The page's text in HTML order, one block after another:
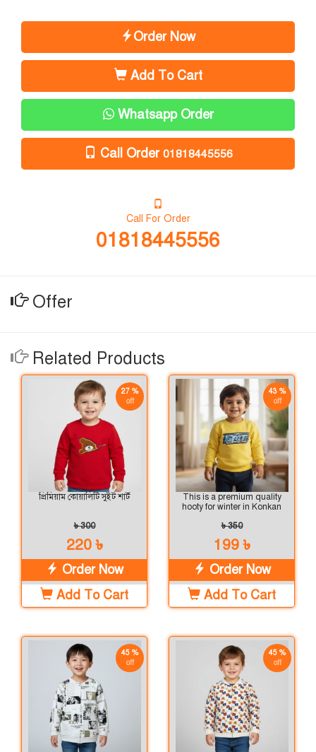
Order Now
Add To Cart
Whatsapp Order
Call Order 01818445556
Call For Order
01818445556
Offer
Related Products
27 %
off
প্রিমিয়াম কোয়ালিটি সুইট শার্ট
৳ 300
220 ৳
Order Now
Add To Cart
43 %
off
This is a premium quality
hooty for winter in Konkan
৳ 350
199 ৳
Order Now
Add To Cart
45 %
off
45 %
off